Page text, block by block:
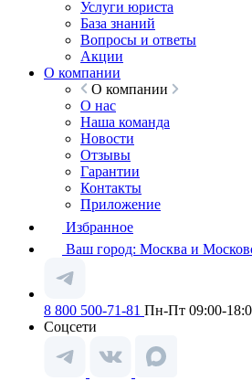
Услуги юриста
База знаний
Вопросы и ответы
Акции
О компании
О компании
О нас
Наша команда
Новости
Отзывы
Гарантии
Контакты
Приложение
Избранное
Ваш город: Москва и
8 800 500-71-81 Пн-Пт 09:00-
Соцсети